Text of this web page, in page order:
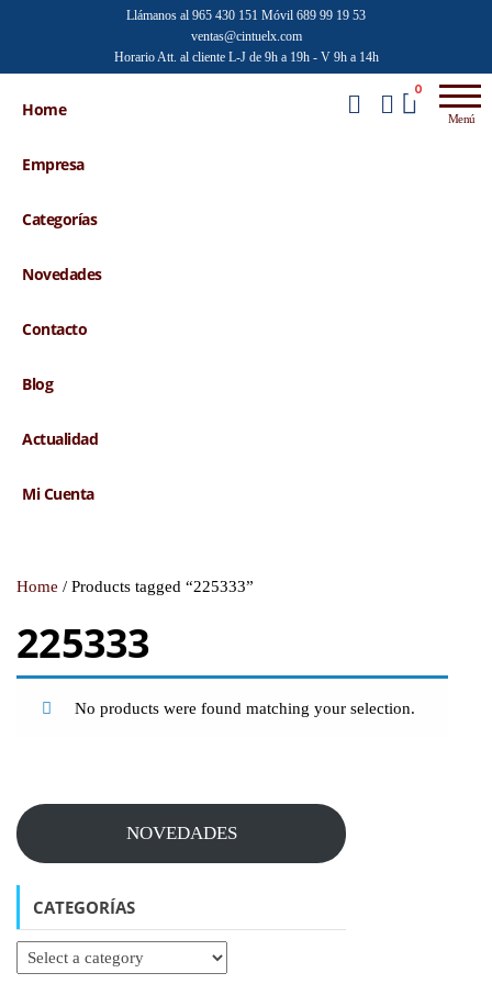
Llámanos al 965 430 151 Móvil 689 99 19 53
ventas@cintuelx.com
Horario Att. al cliente L-J de 9h a 19h - V 9h a 14h
Faraoni
por
de moda
0
Menú
Home
Empresa
Categorías
Novedades
Contacto
Blog
Actualidad
Mi Cuenta
Home / Products tagged “225333”
225333
No products were found matching your selection.
NOVEDADES
CATEGORÍAS